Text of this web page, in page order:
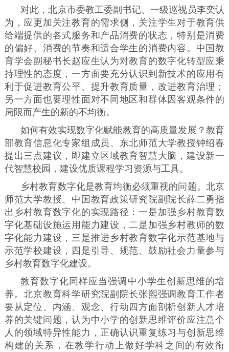
对此，北京市委教工委副书记、一级巡视员李奕认
为，应更加关注教育的需求侧，关注学生对于教育供
给端提供的各式服务和产品消费的状态，特别是消费
的偏好、消费的节奏和适合学生的消费内容。中国教
育学会副秘书长赵应生认为对教育的数字化转型应秉
持理性的态度，一方面要充分认识到新技术的应用有
利于促进教育公平、提升教育质量，改进教育治理；
另一方面也要理性面对不同地区和群体因客观条件的
局限而产生的新的不均衡。
如何有效实现数字化赋能教育的高质量发展？教育
部教育信息化专家组成员、东北师范大学教授钟绍春
提出三点建议，即建立区域教育智慧大脑，建设新一
代智慧校园，建设优质课程学习资源与工具。
乡村教育数字化是教育均衡必须重视的问题。北京
师范大学教授、中国教育政策研究院副院长薛二勇指
出乡村教育数字化的实现路径：一是加强乡村教育数
字化基础设施运用能力建设，二是加强乡村教师的数
字化能力建设，三是推进乡村教育数字化示范基地与
示范学校建设，四是引导、规范、鼓励社会力量参与
乡村教育数字化建设。
教育数字化同样应当强调中小学生创新思维的培
养。北京教育科学研究院副院长张熙强调教育工作者
要从定位、内涵、观念、行动四方面剖析创新人才培
养的关键问题，认为中小学的创新思维评价应注意个
人的领域特异性能力，正确认识重复练习与创新思维
构建的关系，在教学行动上做好学科之间的有效衔